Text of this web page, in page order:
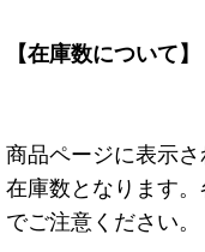
【在庫数について】
商品ページに表示
在庫数となります
でご注意ください。